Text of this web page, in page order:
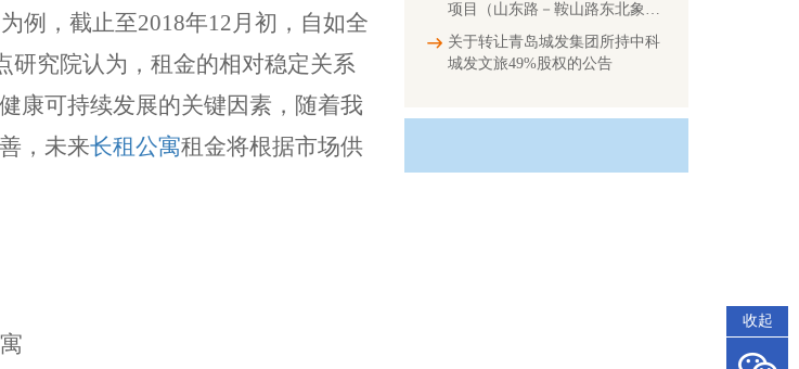
收起
例，截止至2018年12月初，自如全
研究院认为，租金的相对稳定关系
康可持续发展的关键因素，随着我
，未来长租公寓租金将根据市场供
项目（山东路－鞍山路东北象限
连接匝道及地下停车场）竣工环
境保护验收公示信息
关于转让青岛城发集团所持中科
城发文旅49%股权的公告